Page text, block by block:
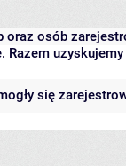
oraz osób
Razem
się